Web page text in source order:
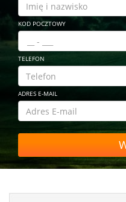
KOD POCZTOWY
TELEFON
ADRES E-MAIL